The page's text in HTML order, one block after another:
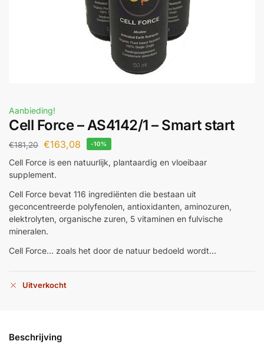
Aanbieding!
Cell Force – AS4142/1 – Smart start
€181,20 €163,08 -10%
Cell Force is een natuurlijk, plantaardig en vloeibaar
supplement.
Cell Force bevat 116 ingrediënten die bestaan uit
geconcentreerde polyfenolen, antioxidanten, aminozuren,
elektrolyten, organische zuren, 5 vitaminen en fulvische
mineralen.
Cell Force… zoals het door de natuur bedoeld wordt…
Uitverkocht
Beschrijving